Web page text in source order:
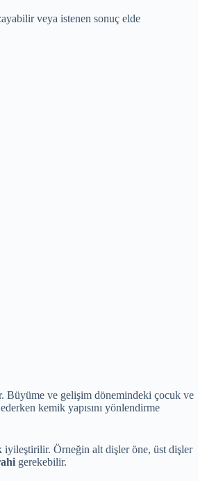
veya istenen sonuç elde
Büyüme ve gelişim dönemindeki çocuk ve
kemik yapısını yönlendirme
iyileştirilir. Örneğin alt dişler öne, üst dişler
gerekebilir.